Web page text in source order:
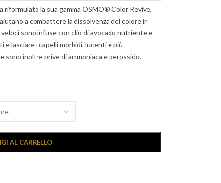
riformulato la sua gamma OSMO® Color Revive,
a combattere la dissolvenza del colore in
sono infuse con olio di avocado nutriente e
e lasciare i capelli morbidi, lucenti e più
sono inoltre prive di ammoniaca e perossido.
AL CARRELLO